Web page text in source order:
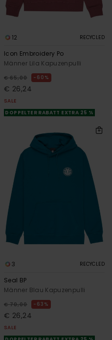
12 RECYCLED
Icon Embroidery Po
Männer Lila Kapuzenpulli
€ 65,00 60%
€ 26,24
SALE
DOPPELTER RABATT EXTRA 25 %
3 RECYCLED
Seal BP
Männer Blau Kapuzenpulli
€ 70,00 63%
€ 26,24
SALE